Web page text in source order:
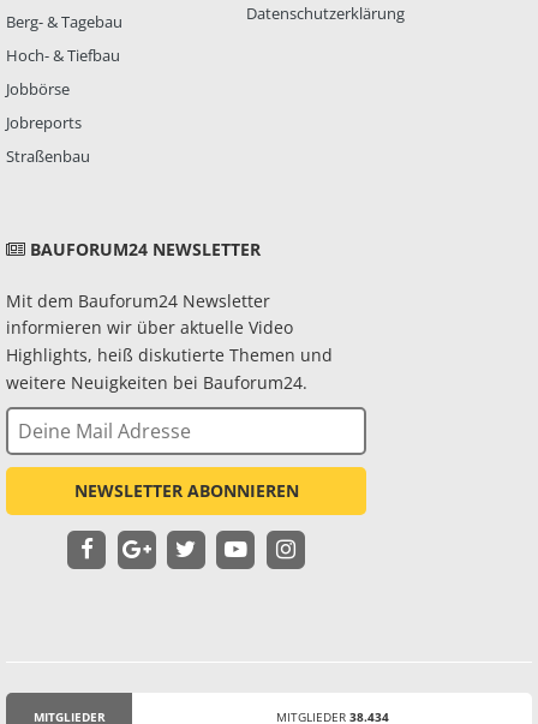
Berg- & Tagebau
Hoch- & Tiefbau
Jobbörse
Jobreports
Straßenbau
Datenschutzerklärung
BAUFORUM24 NEWSLETTER
Mit dem Bauforum24 Newsletter
informieren wir über aktuelle Video
Highlights, heiß diskutierte Themen und
weitere Neuigkeiten bei Bauforum24.
NEWSLETTER ABONNIEREN
MITGLIEDER MITGLIEDER 38.434